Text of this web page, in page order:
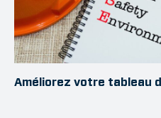
Améliorez votre tableau